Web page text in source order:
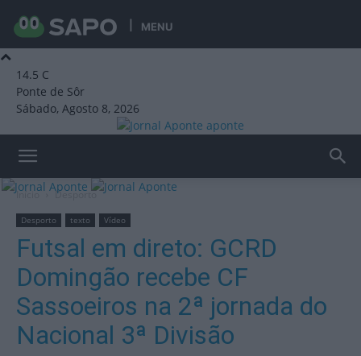
MENU
14.5 C
Ponte de Sôr
Sábado, Agosto 8, 2026
aponte
Início Desporto
Desporto texto Vídeo
Futsal em direto: GCRD
Domingão recebe CF
Sassoeiros na 2ª jornada do
Nacional 3ª Divisão